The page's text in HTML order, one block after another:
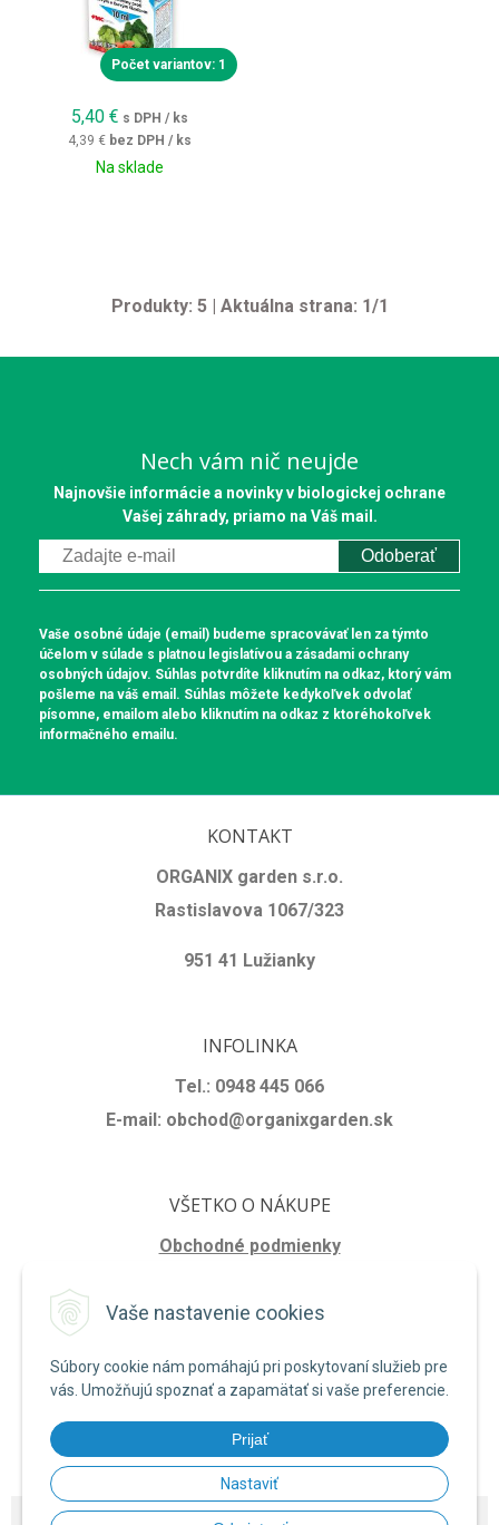
Vaše nastavenie cookies
Súbory cookie nám pomáhajú pri poskytovaní služieb pre
vás. Umožňujú spoznať a zapamätať si vaše preferencie.
Prijať
Nastaviť
Počet variantov: 1
5,40 € s DPH / ks
4,39 € bez DPH / ks
Na sklade
Produkty: 5| Aktuálna strana: 1/1
Nech vám nič neujde
Najnovšie informácie a novinky v biologickej ochrane
Vašej záhrady, priamo na Váš mail.
Odoberať
Vaše osobné údaje (email) budeme spracovávať len za týmto
účelom v súlade s platnou legislatívou a zásadami ochrany
osobných údajov. Súhlas potvrdíte kliknutím na odkaz, ktorý vám
pošleme na váš email. Súhlas môžete kedykoľvek odvolať
písomne, emailom alebo kliknutím na odkaz z ktoréhokoľvek
informačného emailu.
KONTAKT
ORGANIX garden s.r.o.
Rastislavova 1067/323
951 41 Lužianky
INFOLINKA
Tel.: 0948 445 066
E-mail: obchod@organixgarden.sk
VŠETKO O NÁKUPE
Obchodné podmienky
Reklamačné podmienky
NA STIAHNUTIE
Formulár na odstúpenie od zmluvy
Poučenie o uplatnení práva na odstúpenie od zmluvy